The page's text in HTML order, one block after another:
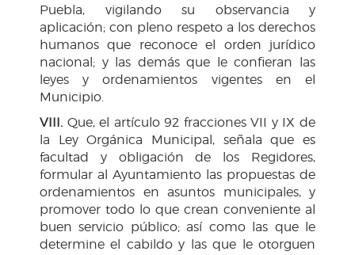
Puebla, vigilando su observancia y
aplicación; con pleno respeto a los derechos
humanos que reconoce el orden jurídico
nacional; y las demás que le confieran las
leyes y ordenamientos vigentes en el
Municipio.
VIII. Que, el artículo 92 fracciones VII y IX de
la Ley Orgánica Municipal, señala que es
facultad y obligación de los Regidores,
formular al Ayuntamiento las propuestas de
ordenamientos en asuntos municipales, y
promover todo lo que crean conveniente al
buen servicio público; así como las que le
determine el cabildo y las que le otorguen